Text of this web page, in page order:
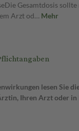
Gesamtdosis
Arzt od… Mehr
lesen Sie
Ihren Arzt oder